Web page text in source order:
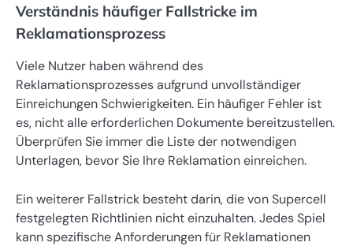
Verständnis häufiger Fallstricke im
Reklamationsprozess
Viele Nutzer haben während des
Reklamationsprozesses aufgrund unvollständiger
Einreichungen Schwierigkeiten. Ein häufiger Fehler ist
es, nicht alle erforderlichen Dokumente bereitzustellen.
Überprüfen Sie immer die Liste der notwendigen
Unterlagen, bevor Sie Ihre Reklamation einreichen.
Ein weiterer Fallstrick besteht darin, die von Supercell
festgelegten Richtlinien nicht einzuhalten. Jedes Spiel
kann spezifische Anforderungen für Reklamationen